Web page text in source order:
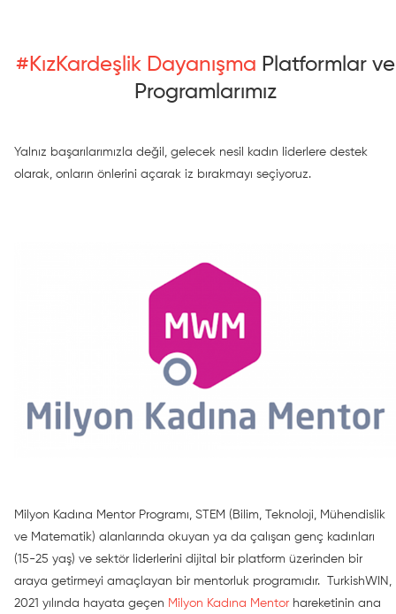
#KızKardeşlik Dayanışma Platformlar ve
Programlarımız
Yalnız başarılarımızla değil, gelecek nesil kadın liderlere destek
olarak, onların önlerini açarak iz bırakmayı seçiyoruz.
Milyon Kadına Mentor Programı, STEM (Bilim, Teknoloji, Mühendislik
ve Matematik) alanlarında okuyan ya da çalışan genç kadınları
(15-25 yaş) ve sektör liderlerini dijital bir platform üzerinden bir
araya getirmeyi amaçlayan bir mentorluk programıdır. TurkishWIN,
2021 yılında hayata geçen Milyon Kadına Mentor hareketinin ana